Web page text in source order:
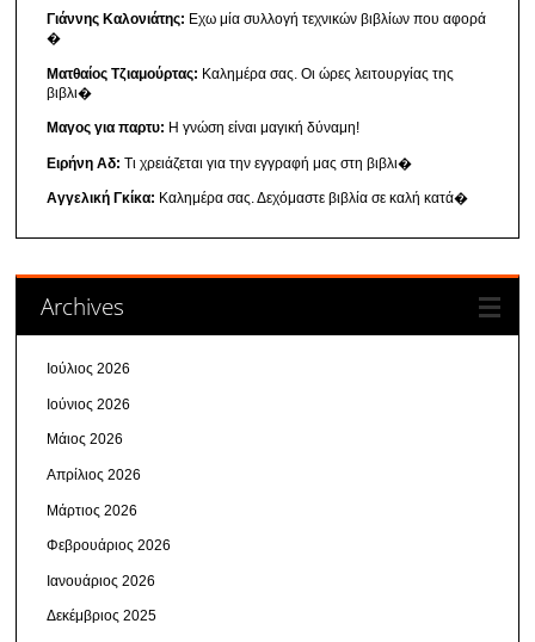
Γιάννης Καλονιάτης: Εχω μία συλλογή τεχνικών βιβλίων που αφορά
�
Ματθαίος Τζιαμούρτας: Καλημέρα σας. Οι ώρες λειτουργίας της
βιβλι�
Μαγος για παρτυ: Η γνώση είναι μαγική δύναμη!
Ειρήνη Αδ: Τι χρειάζεται για την εγγραφή μας στη βιβλι�
Αγγελική Γκίκα: Καλημέρα σας. Δεχόμαστε βιβλία σε καλή κατά�
Archives
Ιούλιος 2026
Ιούνιος 2026
Μάιος 2026
Απρίλιος 2026
Μάρτιος 2026
Φεβρουάριος 2026
Ιανουάριος 2026
Δεκέμβριος 2025